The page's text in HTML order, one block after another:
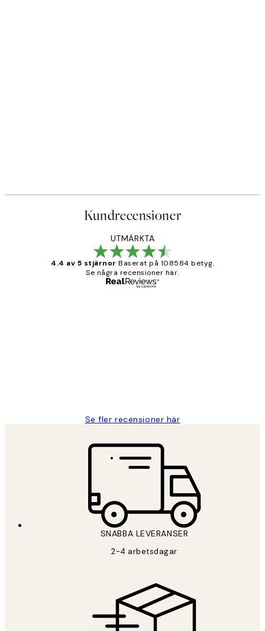
Kundrecensioner
UTMÄRKTA
4.4 av 5 stjärnor Baserat på 108584 betyg.
Se några recensioner här.
Se fler recensioner här
SNABBA LEVERANSER
2-4 arbetsdagar